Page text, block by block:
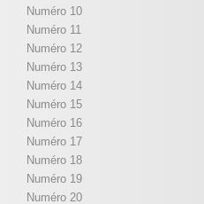
Numéro 10
Numéro 11
Numéro 12
Numéro 13
Numéro 14
Numéro 15
Numéro 16
Numéro 17
Numéro 18
Numéro 19
Numéro 20